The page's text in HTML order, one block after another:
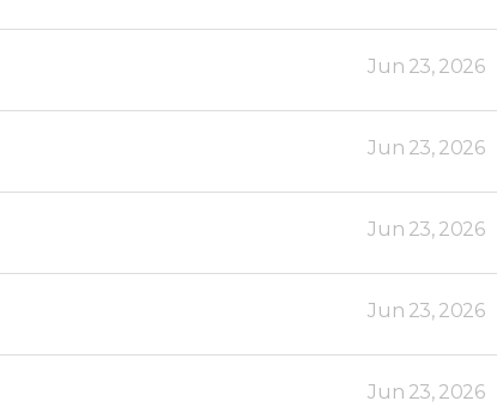
Jun 23, 2026
Jun 23, 2026
Jun 23, 2026
Jun 23, 2026
Jun 23, 2026